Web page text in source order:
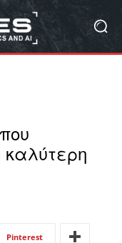
καλύτερη
Pinterest